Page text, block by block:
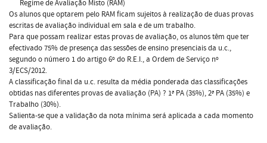
Regime de Avaliação Misto (RAM)
Os alunos que optarem pelo RAM ficam sujeitos à realização de duas provas
escritas de avaliação individual em sala e de um trabalho.
Para que possam realizar estas provas de avaliação, os alunos têm que ter
efectivado 75% de presença das sessões de ensino presenciais da u.c.,
segundo o número 1 do artigo 6º do R.E.I., a Ordem de Serviço nº
3/ECS/2012.
A classificação final da u.c. resulta da média ponderada das classificações
obtidas nas diferentes provas de avaliação (PA) ? 1ª PA (35%), 2ª PA (35%) e
Trabalho (30%).
Salienta-se que a validação da nota mínima será aplicada a cada momento
de avaliação.